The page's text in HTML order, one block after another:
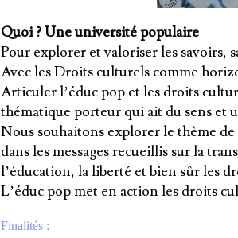
Quoi ? Une université populaire
Pour explorer et valoriser les savoirs,
Avec les Droits culturels comme
Articuler l’éduc pop et les droits
thématique porteur qui ait du sens et
Nous souhaitons explorer le thème
dans les messages recueillis sur la
l’éducation, la liberté et bien sûr les
L’éduc pop met en action les droits
Finalités :